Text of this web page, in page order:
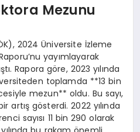
Mezunu
2024 Üniversite İzleme
yayımlayarak
Rapora göre, 2023 yılında
toplamda **13 bin
mezun** oldu. Bu sayı,
artış gösterdi. 2022 yılında
sayısı 11 bin 290 olarak